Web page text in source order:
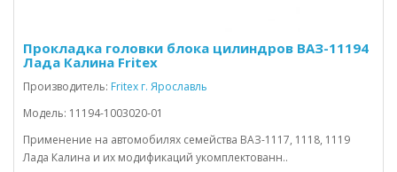
Прокладка головки блока цилиндров ВАЗ-11194
Лада Калина Fritex
Производитель: Fritex г. Ярославль
Модель: 11194-1003020-01
Применение на автомобилях семейства ВАЗ-1117, 1118, 1119
Лада Калина и их модификаций укомплектованн..